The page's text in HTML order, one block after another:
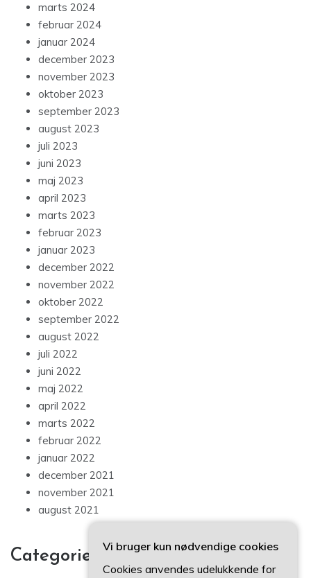
marts 2024
februar 2024
januar 2024
december 2023
november 2023
oktober 2023
september 2023
august 2023
juli 2023
juni 2023
maj 2023
april 2023
marts 2023
februar 2023
januar 2023
december 2022
november 2022
oktober 2022
september 2022
august 2022
juli 2022
juni 2022
maj 2022
april 2022
marts 2022
februar 2022
januar 2022
december 2021
november 2021
august 2021
Categories
Vi bruger kun nødvendige cookies
Cookies anvendes udelukkende for